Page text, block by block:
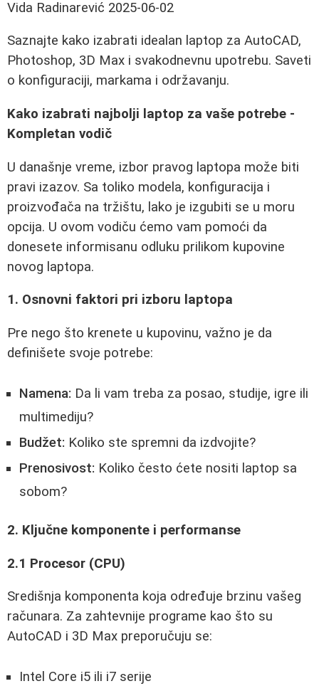
Vida Radinarević 2025-06-02
Saznajte kako izabrati idealan laptop za AutoCAD,
Photoshop, 3D Max i svakodnevnu upotrebu. Saveti
o konfiguraciji, markama i održavanju.
Kako izabrati najbolji laptop za vaše potrebe -
Kompletan vodič
U današnje vreme, izbor pravog laptopa može biti
pravi izazov. Sa toliko modela, konfiguracija i
proizvođača na tržištu, lako je izgubiti se u moru
opcija. U ovom vodiču ćemo vam pomoći da
donesete informisanu odluku prilikom kupovine
novog laptopa.
1. Osnovni faktori pri izboru laptopa
Pre nego što krenete u kupovinu, važno je da
definišete svoje potrebe:
Namena: Da li vam treba za posao, studije, igre ili
multimediju?
Budžet: Koliko ste spremni da izdvojite?
Prenosivost: Koliko često ćete nositi laptop sa
sobom?
2. Ključne komponente i performanse
2.1 Procesor (CPU)
Središnja komponenta koja određuje brzinu vašeg
računara. Za zahtevnije programe kao što su
AutoCAD i 3D Max preporučuju se:
Intel Core i5 ili i7 serije